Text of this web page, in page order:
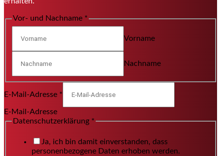
Vor- und Nachname *
Vorname
Nachname
E-Mail-Adresse *
E-Mail-Adresse
Datenschutzerklärung *
Ja, ich bin damit einverstanden, dass
personenbezogene Daten erhoben werden.